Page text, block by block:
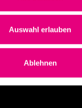
Auswahl erlauben
Ablehnen